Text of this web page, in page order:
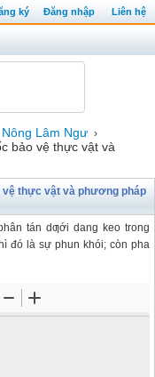
ký Đăng nhập Liên hệ
Nông Lâm Ngư ›
bảo vệ thực vật và
vệ thực vật và phương pháp
tán dƣới dang keo trong
đó là sự phun khói; còn pha